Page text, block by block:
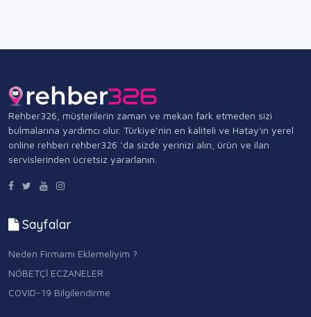
Rehber326, müşterilerin zaman ve mekan fark etmeden sizi
bulmalarına yardımcı olur. Türkiye’nin en kaliteli ve Hatay'ın yerel
online rehberi rehber326 ‘da sizde yerinizi alın, ürün ve ilan
servislerinden ücretsiz yararlanın.
Sayfalar
Neden Firmamı Eklemeliyim ?
NÖBETÇİ ECZANELER
COVID-19 Bilgilendirme